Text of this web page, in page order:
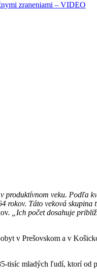
zraneniami – VIDEO
produktívnom veku. Podľa
Táto veková
„Ich počet dosahuje
v Prešovskom a v
mladých ľudí, ktorí od